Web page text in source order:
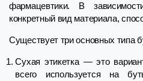
фармацевтики. В
конкретный вид материала,
Существует три основных типа
Сухая этикетка — это
всего используется на